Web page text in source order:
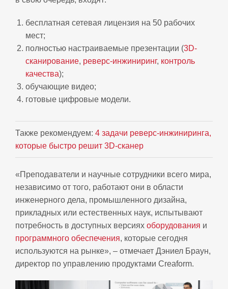
бесплатная сетевая лицензия на 50 рабочих
мест;
полностью настраиваемые презентации (3D-
сканирование, реверс-инжиниринг, контроль
качества);
обучающие видео;
готовые цифровые модели.
Также рекомендуем: 4 задачи реверс-инжиниринга,
которые быстро решит 3D-сканер
«Преподаватели и научные сотрудники всего мира,
независимо от того, работают они в области
инженерного дела, промышленного дизайна,
прикладных или естественных наук, испытывают
потребность в доступных версиях оборудования и
программного обеспечения, которые сегодня
используются на рынке», – отмечает Дэниел Браун,
директор по управлению продуктами Creaform.